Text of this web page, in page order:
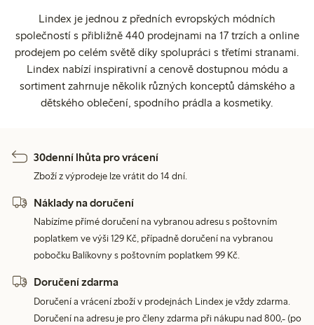
Lindex je jednou z předních evropských módních
společností s přibližně 440 prodejnami na 17 trzích a online
prodejem po celém světě díky spolupráci s třetími stranami.
Lindex nabízí inspirativní a cenově dostupnou módu a
sortiment zahrnuje několik různých konceptů dámského a
dětského oblečení, spodního prádla a kosmetiky.
30denní lhůta pro vrácení
Zboží z výprodeje lze vrátit do 14 dní.
Náklady na doručení
Nabízíme přímé doručení na vybranou adresu s poštovním
poplatkem ve výši 129 Kč, případně doručení na vybranou
pobočku Balíkovny s poštovním poplatkem 99 Kč.
Doručení zdarma
Doručení a vrácení zboží v prodejnách Lindex je vždy zdarma.
Doručení na adresu je pro členy zdarma při nákupu nad 800,- (po